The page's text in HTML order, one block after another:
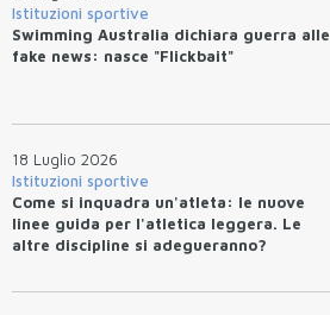
Istituzioni sportive
Swimming Australia dichiara guerra alle
fake news: nasce "Flickbait"
18 Luglio 2026
Istituzioni sportive
Come si inquadra un'atleta: le nuove
linee guida per l'atletica leggera. Le
altre discipline si adegueranno?